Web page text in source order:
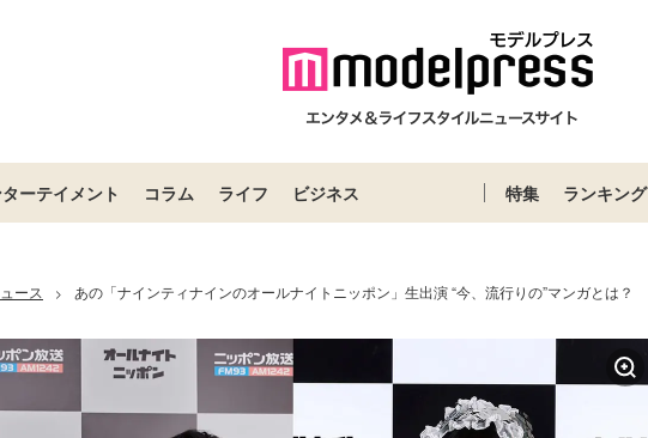
ーテイメント コラム ライフ ビジネス 特集 ランキング
ース > あの「ナインティナインのオールナイトニッポン」生出演 “今、流行りの”マンガとは？